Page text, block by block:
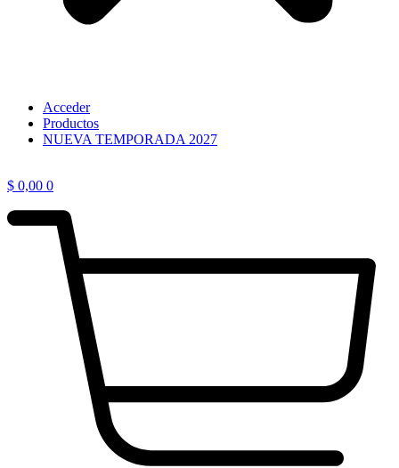
Acceder
Productos
NUEVA TEMPORADA 2027
$ 0,00 0